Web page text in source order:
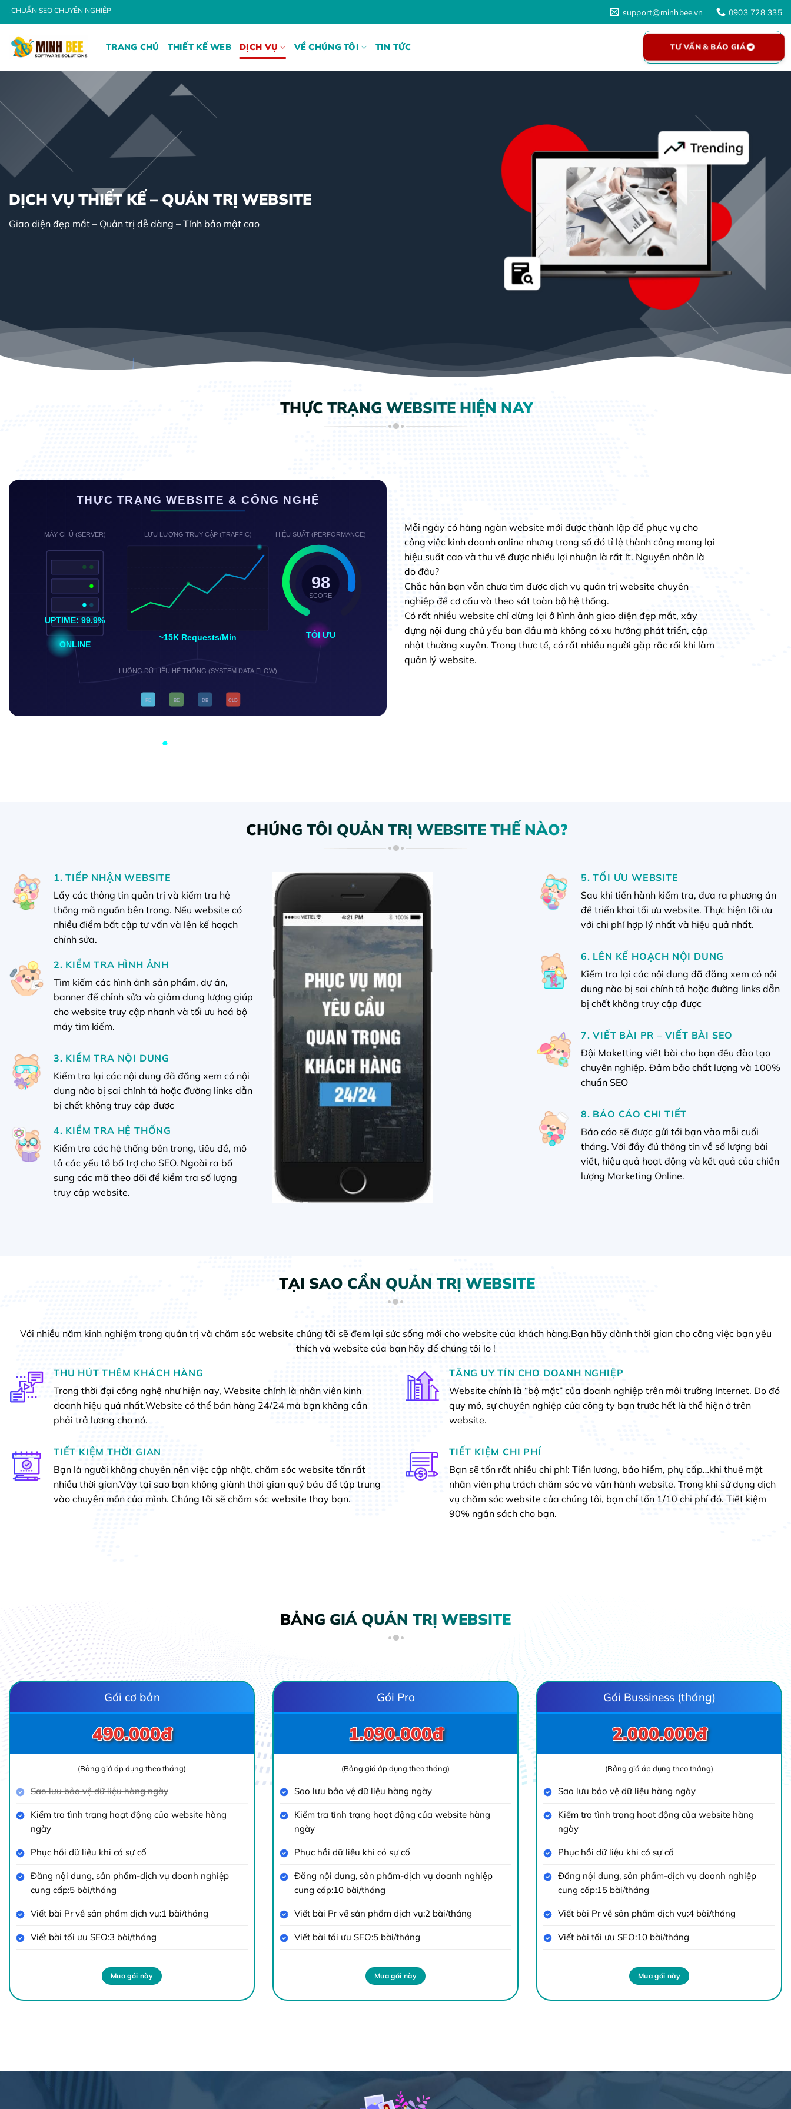
Bỏ
qua
dung
NGHIỆP support@minhbee.vn 0903 728 335
TRANG CHỦ THIẾT KẾ WEB DỊCH VỤ VỀ CHÚNG TÔI TIN TỨC TƯ VẤN & BÁO GIÁ
DỊCH VỤ THIẾT KẾ – QUẢN TRỊ WEBSITE
Giao diện đẹp mắt – Quản trị dễ dàng – Tính bảo mật cao
THỰC TRẠNG WEBSITE HIỆN NAY
THỰC TRẠNG WEBSITE & CÔNG NGHỆ
MÁY CHỦ (SERVER)
UPTIME: 99.9%
ONLINE
LƯU LƯỢNG TRUY CẬP (TRAFFIC)
~15K Requests/Min
HIỆU SUẤT (PERFORMANCE)
98
SCORE
TỐI ƯU
LUỒNG DỮ LIỆU HỆ THỐNG (SYSTEM DATA FLOW)
FE BE DB CLD
Mỗi ngày có hàng ngàn website mới được thành lập để phục vụ cho
công việc kinh doanh online nhưng trong số đó tỉ lệ thành công mang lại
hiệu suất cao và thu về được nhiều lợi nhuận là rất ít. Nguyên nhân là
do đâu?
Chắc hẳn bạn vẫn chưa tìm được dịch vụ quản trị website chuyên
nghiệp để cơ cấu và theo sát toàn bộ hệ thống.
Có rất nhiều website chỉ dừng lại ở hình ảnh giao diện đẹp mắt, xây
dựng nội dung chủ yếu ban đầu mà không có xu hướng phát triển, cập
nhật thường xuyên. Trong thực tế, có rất nhiều người gặp rắc rối khi làm
quản lý website.
CHÚNG TÔI QUẢN TRỊ WEBSITE THẾ NÀO?
1. TIẾP NHẬN WEBSITE
Lấy các thông tin quản trị và kiểm tra hệ
thống mã nguồn bên trong. Nếu website có
nhiều điểm bất cập tư vấn và lên kế hoạch
chỉnh sửa.
2. KIỂM TRA HÌNH ẢNH
Tìm kiếm các hình ảnh sản phẩm, dự án,
banner để chỉnh sửa và giảm dung lượng giúp
cho website truy cập nhanh và tối ưu hoá bộ
máy tìm kiếm.
3. KIỂM TRA NỘI DUNG
Kiểm tra lại các nội dung đã đăng xem có nội
dung nào bị sai chính tả hoặc đường links dẫn
bị chết không truy cập được
4. KIỂM TRA HỆ THỐNG
Kiểm tra các hệ thống bên trong, tiêu đề, mô
tả các yếu tố bổ trợ cho SEO. Ngoài ra bổ
sung các mã theo dõi để kiểm tra số lượng
truy cập website.
5. TỐI ƯU WEBSITE
Sau khi tiến hành kiểm tra, đưa ra phương án
để triển khai tối ưu website. Thực hiện tối ưu
với chi phí hợp lý nhất và hiệu quả nhất.
6. LÊN KẾ HOẠCH NỘI DUNG
Kiểm tra lại các nội dung đã đăng xem có nội
dung nào bị sai chính tả hoặc đường links dẫn
bị chết không truy cập được
7. VIẾT BÀI PR – VIẾT BÀI SEO
Đội Maketting viết bài cho bạn đều đào tạo
chuyên nghiệp. Đảm bảo chất lượng và 100%
chuẩn SEO
8. BÁO CÁO CHI TIẾT
Báo cáo sẽ được gửi tới bạn vào mỗi cuối
tháng. Với đầy đủ thông tin về số lượng bài
viết, hiệu quả hoạt động và kết quả của chiến
lượng Marketing Online.
TẠI SAO CẦN QUẢN TRỊ WEBSITE
Với nhiều năm kinh nghiệm trong quản trị và chăm sóc website chúng tôi sẽ đem lại sức sống mới cho website của khách hàng.Bạn hãy dành thời gian cho công việc bạn yêu
thích và website của bạn hãy để chúng tôi lo !
THU HÚT THÊM KHÁCH HÀNG
Trong thời đại công nghệ như hiện nay, Website chính là nhân viên kinh
doanh hiệu quả nhất.Website có thể bán hàng 24/24 mà bạn không cần
phải trả lương cho nó.
TIẾT KIỆM THỜI GIAN
Bạn là người không chuyên nên việc cập nhật, chăm sóc website tốn rất
nhiều thời gian.Vậy tại sao bạn không giành thời gian quý báu để tập trung
vào chuyên môn của mình. Chúng tôi sẽ chăm sóc website thay bạn.
TĂNG UY TÍN CHO DOANH NGHIỆP
Website chính là “bộ mặt” của doanh nghiệp trên môi trường Internet. Do đó
quy mô, sự chuyên nghiệp của công ty bạn trước hết là thể hiện ở trên
website.
TIẾT KIỆM CHI PHÍ
Bạn sẽ tốn rất nhiều chi phí: Tiền lương, bảo hiểm, phụ cấp…khi thuê một
nhân viên phụ trách chăm sóc và vận hành website. Trong khi sử dụng dịch
vụ chăm sóc website của chúng tôi, bạn chỉ tốn 1/10 chi phí đó. Tiết kiệm
90% ngân sách cho bạn.
BẢNG GIÁ QUẢN TRỊ WEBSITE
Báo giá dưới đây với mục định cho khách hàng tham khảo, khi vào công việc và gặp mặt trao đổi khách hàng sẽ có báo giá chi tiết cụ thể.
Gói cơ bản
490.000đ
(Bảng giá áp dụng theo tháng)
Sao lưu bảo vệ dữ liệu hàng ngày
Kiểm tra tình trạng hoạt động của website hàng
ngày
Phục hồi dữ liệu khi có sự cố
Đăng nội dung, sản phẩm-dịch vụ doanh nghiệp
cung cấp:5 bài/tháng
Viết bài Pr về sản phẩm dịch vụ:1 bài/tháng
Viết bài tối ưu SEO:3 bài/tháng
Mua gói này
Gói Pro
1.090.000đ
(Bảng giá áp dụng theo tháng)
Sao lưu bảo vệ dữ liệu hàng ngày
Kiểm tra tình trạng hoạt động của website hàng
ngày
Phục hồi dữ liệu khi có sự cố
Đăng nội dung, sản phẩm-dịch vụ doanh nghiệp
cung cấp:10 bài/tháng
Viết bài Pr về sản phẩm dịch vụ:2 bài/tháng
Viết bài tối ưu SEO:5 bài/tháng
Mua gói này
Gói Bussiness (tháng)
2.000.000đ
(Bảng giá áp dụng theo tháng)
Sao lưu bảo vệ dữ liệu hàng ngày
Kiểm tra tình trạng hoạt động của website hàng
ngày
Phục hồi dữ liệu khi có sự cố
Đăng nội dung, sản phẩm-dịch vụ doanh nghiệp
cung cấp:15 bài/tháng
Viết bài Pr về sản phẩm dịch vụ:4 bài/tháng
Viết bài tối ưu SEO:10 bài/tháng
Mua gói này